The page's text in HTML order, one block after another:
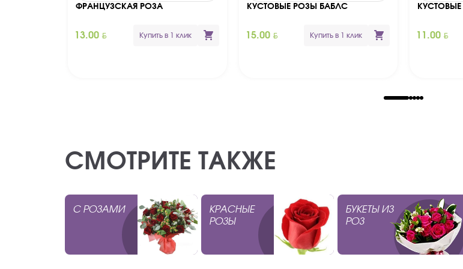
ФРАНЦУЗСКАЯ РОЗА
13.00 BYN Купить в 1 клик
КУСТОВЫЕ РОЗЫ БАБЛС
15.00 BYN Купить в 1 клик 11.00 BYN
СМОТРИТЕ ТАКЖЕ
С РОЗАМИ
КРАСНЫЕ
РОЗЫ
БУКЕТЫ ИЗ
РОЗ